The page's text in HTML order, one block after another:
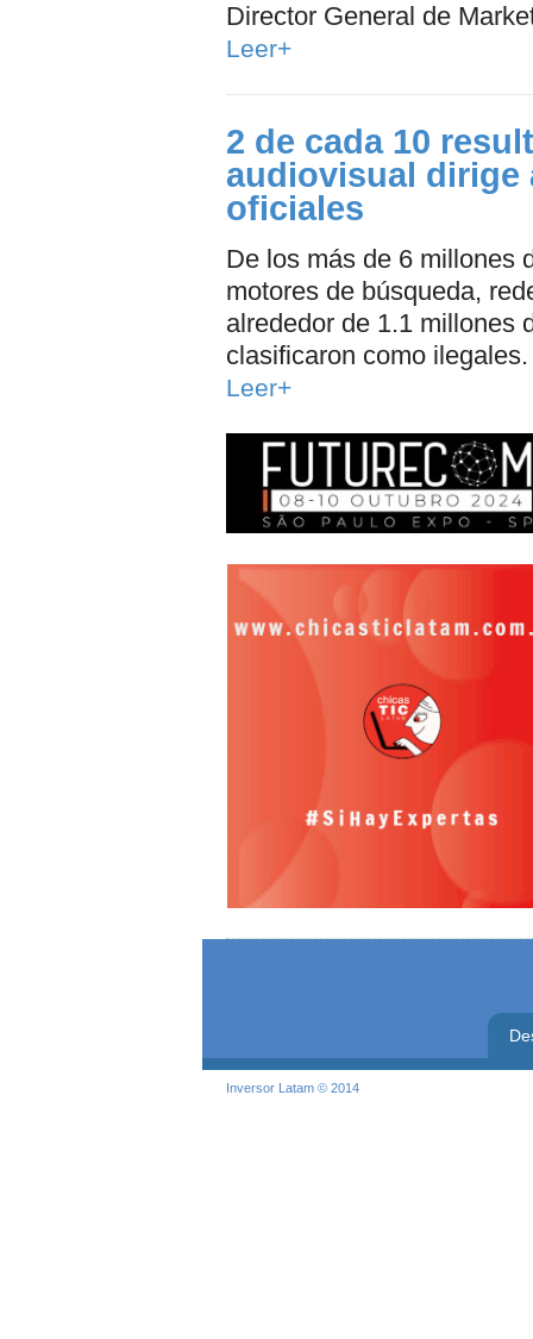
Director General de
Leer+
2 de cada 10
audiovisual dirige
oficiales
De los más de 6 millones
motores de búsqueda,
alrededor de 1.1 millones
clasificaron como ilegales.
Leer+
Inversor Latam © 2014